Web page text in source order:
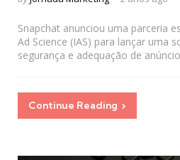
Snapchat anunciou uma parceria
Ad Science (IAS) para lançar uma
segurança e adequação de
Continue Reading